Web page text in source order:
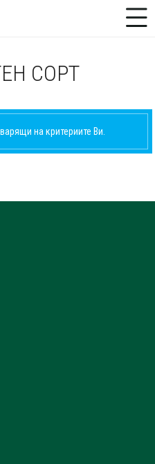
Toggle Menu
СОРТ
на критериите Ви.